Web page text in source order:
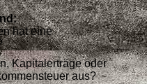
hat eine
Kapitalerträge oder
aus?